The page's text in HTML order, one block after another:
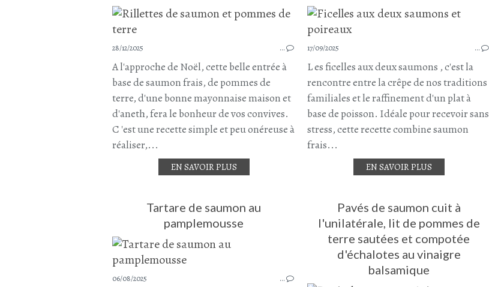
ENTRÉE DE NOËL
RECETTE DE FÊTE
SAUMON
POMMES DE TERRE
NOËL
DÉCEMBRE 2025
28/12/2025 …
A l'approche de Noël, cette belle entrée à
base de saumon frais, de pommes de
terre, d'une bonne mayonnaise maison et
d'aneth, fera le bonheur de vos convives.
C 'est une recette simple et peu onéreuse à
réaliser,...
EN SAVOIR PLUS
17/09/2025 …
L es ficelles aux deux saumons , c'est la
rencontre entre la crêpe de nos traditions
familiales et le raffinement d'un plat à
base de poisson. Idéale pour recevoir sans
stress, cette recette combine saumon
frais...
EN SAVOIR PLUS
Tartare de saumon au
pamplemousse
SAUMON
POISSON
PAMPLEMOUSSE
06/08/2025 …
Pavés de saumon cuit à
l'unilatérale, lit de pommes de
terre sautées et compotée
d'échalotes au vinaigre
balsamique